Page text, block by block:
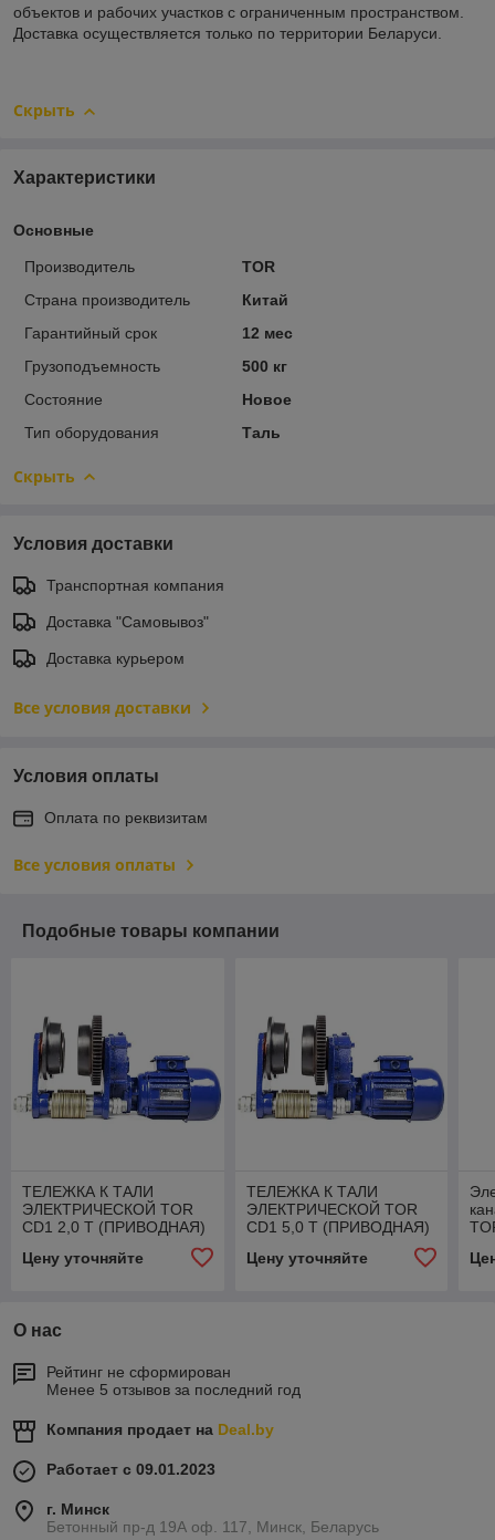
объектов и рабочих участков с ограниченным пространством.
Доставка осуществляется только по территории Беларуси.
Скрыть
Характеристики
Основные
Производитель
TOR
Страна производитель
Китай
Гарантийный срок
12 мес
Грузоподъемность
500 кг
Состояние
Новое
Тип оборудования
Таль
Скрыть
Условия доставки
Транспортная компания
Доставка "Самовывоз"
Доставка курьером
Все условия доставки
Условия оплаты
Оплата по реквизитам
Все условия оплаты
Подобные товары компании
ТЕЛЕЖКА К ТАЛИ
ЭЛЕКТРИЧЕСКОЙ TOR
CD1 2,0 Т (ПРИВОДНАЯ)
Цену уточняйте
ТЕЛЕЖКА К ТАЛИ
ЭЛЕКТРИЧЕСКОЙ TOR
CD1 5,0 Т (ПРИВОДНАЯ)
Цену уточняйте
О нас
Рейтинг не сформирован
Менее 5 отзывов за последний год
Компания продает на Deal.by
Работает с 09.01.2023
г. Минск
Бетонный пр-д 19А оф. 117, Минск, Беларусь